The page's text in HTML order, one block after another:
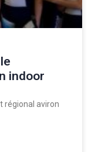
indoor
régional aviron